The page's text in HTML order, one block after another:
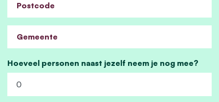
Postcode
Gemeente
Hoeveel personen naast jezelf neem je nog mee?